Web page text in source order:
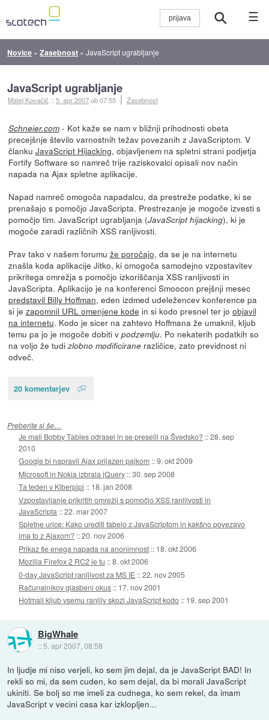
☰
Novice »Zasebnost »JavaScript ugrabljanje
JavaScript ugrabljanje
Matej Kovačič ::5. apr 2007ob 07:55 Zasebnost
Schneier.com- Kot kaže se nam v bližnji prihodnosti obeta
precejšnje število varnostnih težav povezanih z JavaScriptom. V
članku JavaScript Hijacking, objavljenem na spletni strani podjetja
Fortify Software so namreč trije raziskovalci opisali nov način
napada na Ajax spletne aplikacije.
Napad namreč omogoča napadalcu, da prestreže podatke, ki se
prenašajo s pomočjo JavaScripta. Prestrezanje je mogoče izvesti s
pomočjo tim. JavaScript ugrabljanja (JavaScript hijacking), ki je
mogoče zaradi različnih XSS ranljivosti.
Prav tako v našem forumu že poročajo, da se je na internetu
znašla koda aplikacije Jitko, ki omogoča samodejno vzpostavitev
prikritega omrežja s pomočjo izkoriščanja XSS ranljivosti in
JavaScripta. Aplikacijo je na konferenci Smoocon prejšnji mesec
predstavil Billy Hoffman, eden izdmed udeležencev konference pa
si je zapomnil URL omenjene kode in si kodo presnel ter jo objavil
na internetu. Kodo je sicer na zahtevo Hoffmana že umaknil, kljub
temu pa jo je mogoče dobiti v podzemlju. Po nekaterih podatkih so
na voljo že tudi zlobno modificiranerazličice, zato previdnost ni
odveč.
20 komentarjev
Preberite si še…
Je mali Bobby Tables odrasel in se preselil na Švedsko? ::28. sep
2010
Google bi napravil Ajax prijazen pajkom ::9. okt 2009
Microsoft in Nokia izbrala jQuery ::30. sep 2008
Ta teden v Kiberpipi :: 18. jan 2008
Vzpostavljanje prikritih omrežij s pomočjo XSS ranljivosti in
JavaScripta ::22. mar 2007
Spletne urice: Kako urediti tabelo z JavaScriptom in kakšno povezavo
ima to z Ajaxom? ::20. nov 2006
Prikaz še enega napada na anonimnost :: 18. okt 2006
Mozilla Firefox 2 RC2 je tu ::8. okt 2006
0-day JavaScript ranljivost za MS IE ::22. nov 2005
Računalnikov glasbeni okus :: 17. nov 2001
Hotmail kljub vsemu ranljiv skozi JavaScript kodo :: 19. sep 2001
BigWhale
:: 5. apr 2007, 08:58
In ljudje mi niso verjeli, ko sem jim dejal, da je JavaScript BAD! In
rekli so mi, da sem cuden, ko sem dejal, da bi morali JavaScript
ukiniti. Se bolj so me imeli za cudnega, ko sem rekel, da imam
JavaScript v vecini casa kar izklopljen...